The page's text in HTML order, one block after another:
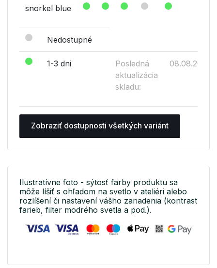
snorkel blue
Nedostupné
1-3 dni
Posledná
aktualizácia
skladu:
08.08.2026
Zobraziť dostupnosti všetkých variánt
Ilustratívne foto - sýtosť farby produktu sa
môže líšiť s ohľadom na svetlo v ateliéri alebo
rozlíšení či nastavení vášho zariadenia (kontrast
farieb, filter modrého svetla a pod.).